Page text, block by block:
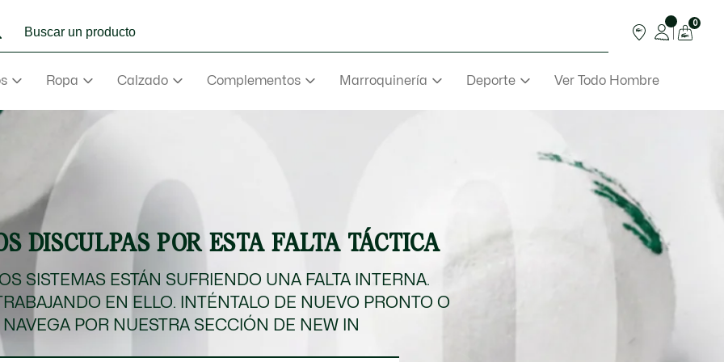
0
NEW IN
Ropa
Ver todo
Calzado
Ver todo
Complementos
Ver todo
Marroquinería
Ver Todo
Deporte
Ver todo
Ver Todo Hombre
DISCULPAS POR ESTA FALTA TÁCTICA
SISTEMAS ESTÁN SUFRIENDO UNA FALTA INTERNA.
EN ELLO. INTÉNTALO DE NUEVO PRONTO O
NAVEGA POR NUESTRA SECCIÓN DE NEW IN